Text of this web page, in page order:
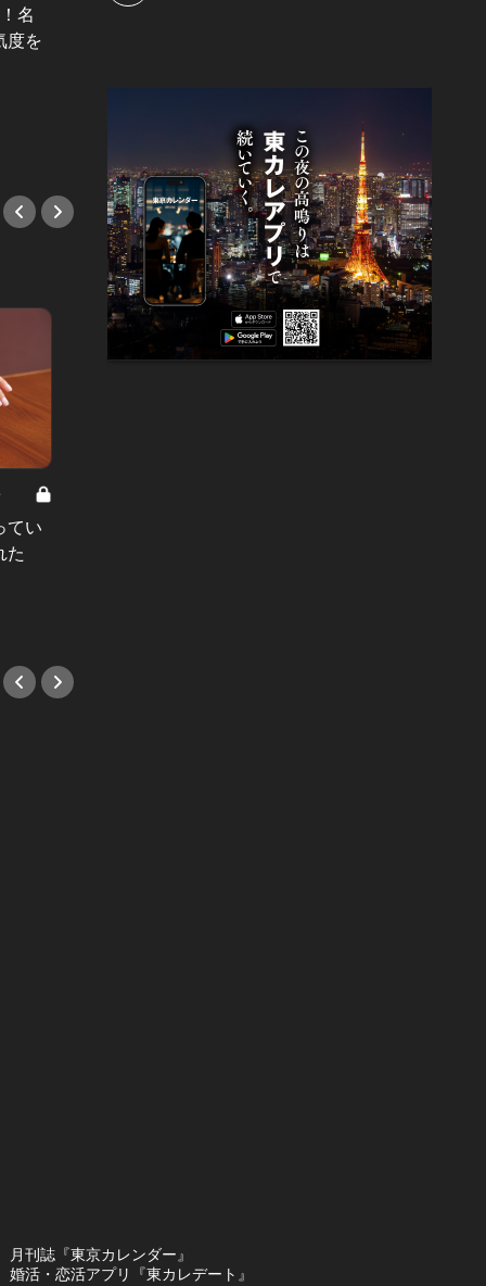
名
度を
てい
た
月刊誌『東京カレンダー』
婚活・恋活アプリ『東カレデート』